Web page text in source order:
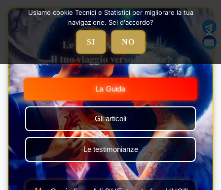
Vai
contenuto
Le Nozze Alchemiche:
Il tuo viaggio verso la Luce!
La Guida
Gli articoli
Le testimonianze
Usiamo cookie Tecnici e Statistici per migliorare la tua
navigazione. Sei d'accordo?
SI NO